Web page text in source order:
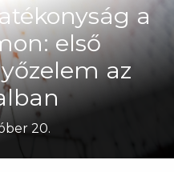
a
első
az
20.